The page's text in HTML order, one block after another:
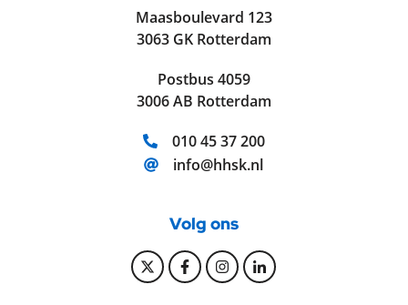
Maasboulevard 123
3063 GK Rotterdam
Postbus 4059
3006 AB Rotterdam
Telefoonnummer:
010 45 37 200
E-mailadres:
info@hhsk.nl
Volg ons
Bekijk onze Twitter pagina
Bekijk onze Facebook
Bekijk onze Instagram
Bekijk onze